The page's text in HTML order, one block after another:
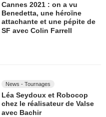
Cannes 2021 : on a vu
Benedetta, une héroïne
attachante et une pépite de
SF avec Colin Farrell
News - Tournages
Léa Seydoux et Robocop
chez le réalisateur de Valse
avec Bachir